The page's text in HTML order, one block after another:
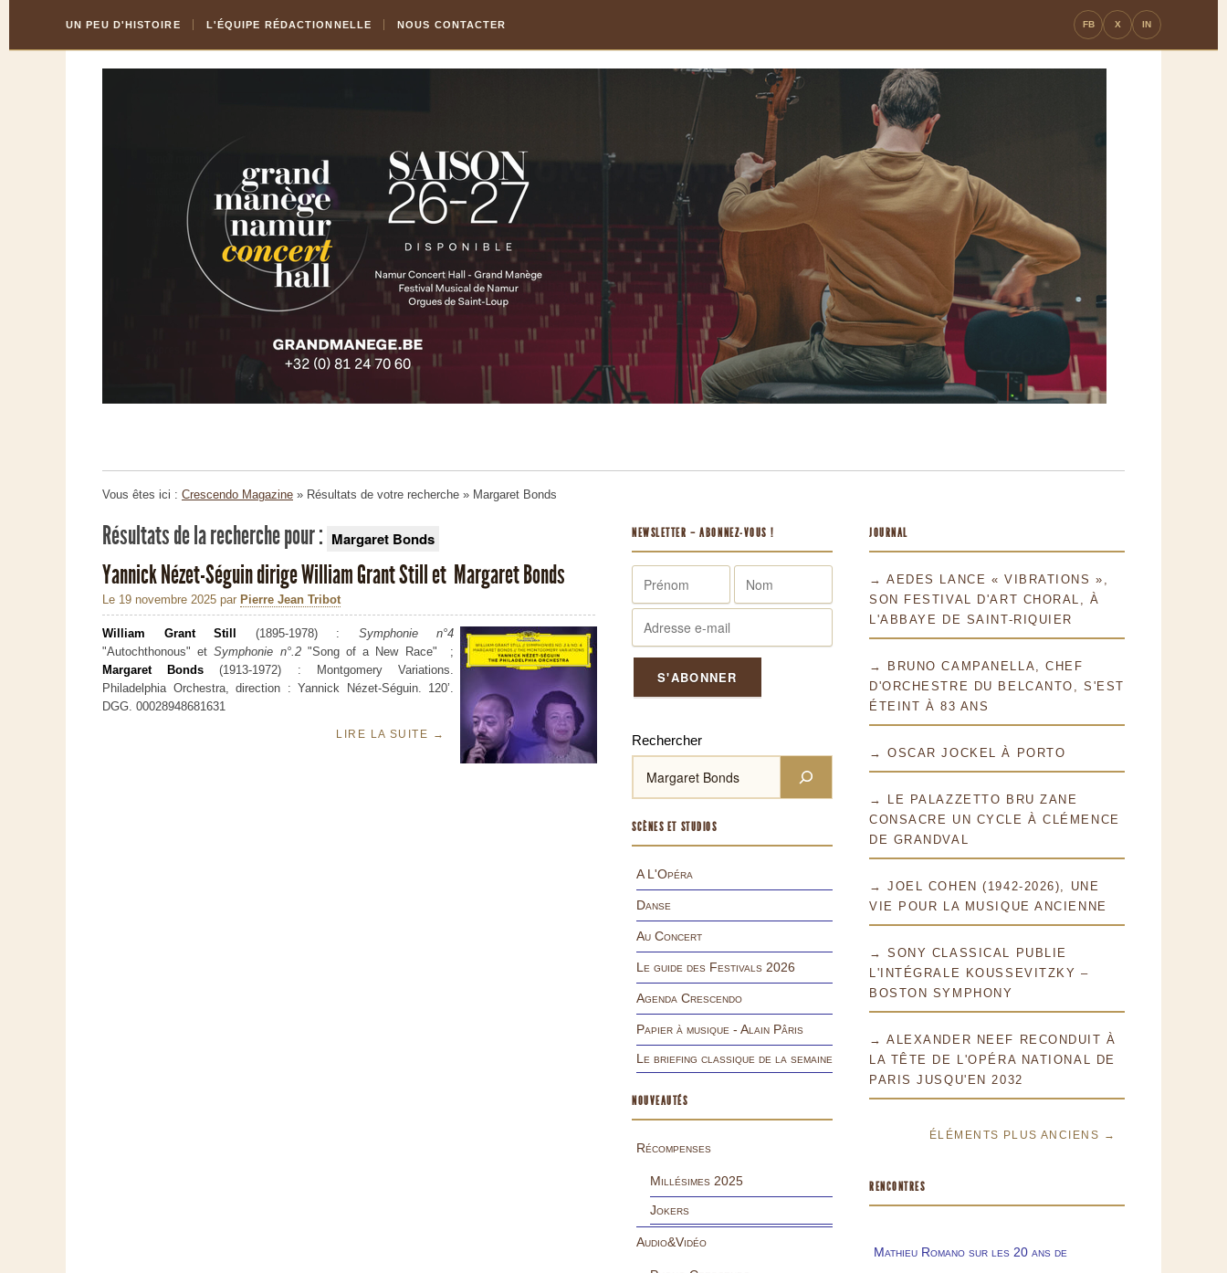
Content
la
UN PEU D'HISTOIRE L'ÉQUIPE RÉDACTIONNELLE NOUS CONTACTER FB X IN
Vous êtes ici : Crescendo Magazine » Résultats de votre recherche » Margaret Bonds
Résultats de la recherche pour : Margaret Bonds
Yannick Nézet-Séguin dirige William Grant Still et Margaret Bonds
Le 19 novembre 2025 par Pierre Jean Tribot
William Grant Still (1895-1978) : Symphonie n°4
"Autochthonous" et Symphonie n°.2"Song of a New Race" ;
Margaret Bonds(1913-1972) : Montgomery Variations.
Philadelphia Orchestra, direction : Yannick Nézet-Séguin. 120’.
DGG. 00028948681631
LIRE LA SUITE →
NEWSLETTER – ABONNEZ-VOUS !
Rechercher
SCÈNES ET STUDIOS
A L'Opéra
Danse
Au Concert
Le guide des Festivals 2026
Agenda Crescendo
Papier à musique - Alain Pâris
Le briefing classique de la semaine
NOUVEAUTÉS
Récompenses
Millésimes 2025
Jokers
Audio&Vidéo
JOURNAL
→ AEDES LANCE « VIBRATIONS »,
SON FESTIVAL D'ART CHORAL, À
L'ABBAYE DE SAINT-RIQUIER
→ BRUNO CAMPANELLA, CHEF
D'ORCHESTRE DU BELCANTO, S'EST
ÉTEINT À 83 ANS
→ OSCAR JOCKEL À PORTO
→ LE PALAZZETTO BRU ZANE
CONSACRE UN CYCLE À CLÉMENCE
DE GRANDVAL
→ JOEL COHEN (1942-2026), UNE
VIE POUR LA MUSIQUE ANCIENNE
→ SONY CLASSICAL PUBLIE
L'INTÉGRALE KOUSSEVITZKY –
BOSTON SYMPHONY
→ ALEXANDER NEEF RECONDUIT À
LA TÊTE DE L'OPÉRA NATIONAL DE
PARIS JUSQU'EN 2032
ÉLÉMENTS PLUS ANCIENS →
RENCONTRES
Mathieu Romano sur les 20 ans de